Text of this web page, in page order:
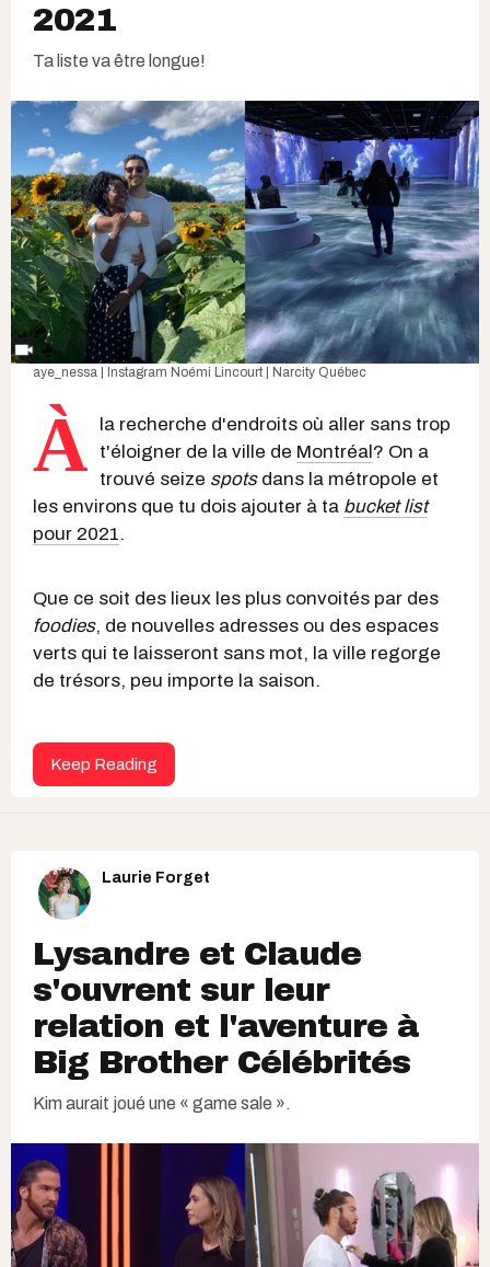
2021
Ta liste va être longue!
aye_nessa | Instagram Noémi Lincourt | Narcity Québec
À la recherche d'endroits où aller sans trop
t'éloigner de la ville de Montréal ? On a
trouvé seize spotsdans la métropole et
les environs que tu dois ajouter à ta bucket list
pour 2021.
Que ce soit des lieux les plus convoités par des
foodies, de nouvelles adresses ou des espaces
verts qui te laisseront sans mot, la ville regorge
de trésors, peu importe la saison.
Keep Reading
Laurie Forget
Lysandre et Claude
s'ouvrent sur leur
relation et l'aventure à
Big Brother Célébrités
Kim aurait joué une « game sale ».